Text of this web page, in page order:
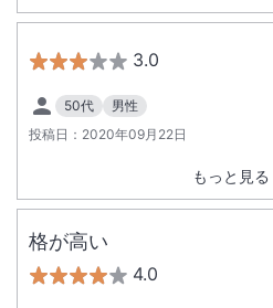
3.0
50代
男性
投稿日： 2020年09月22日
もっと見る
格が高い
4.0